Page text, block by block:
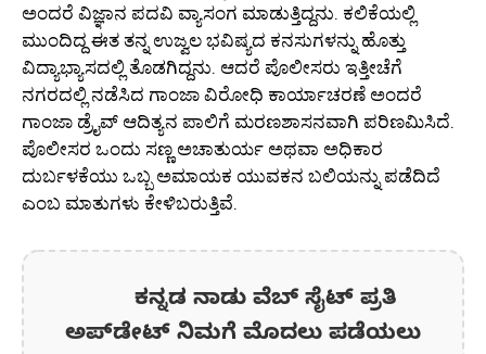
ಅಂದರೆ ವಿಜ್ಞಾನ ಪದವಿ ವ್ಯಾಸಂಗ ಮಾಡುತ್ತಿದ್ದನು. ಕಲಿಕೆಯಲ್ಲಿ
ಮುಂದಿದ್ದ ಈತ ತನ್ನ ಉಜ್ವಲ ಭವಿಷ್ಯದ ಕನಸುಗಳನ್ನು ಹೊತ್ತು
ವಿದ್ಯಾಭ್ಯಾಸದಲ್ಲಿ ತೊಡಗಿದ್ದನು. ಆದರೆ ಪೊಲೀಸರು ಇತ್ತೀಚೆಗೆ
ನಗರದಲ್ಲಿ ನಡೆಸಿದ ಗಾಂಜಾ ವಿರೋಧಿ ಕಾರ್ಯಾಚರಣೆ ಅಂದರೆ
ಗಾಂಜಾ ಡ್ರೈವ್ ಆದಿತ್ಯನ ಪಾಲಿಗೆ ಮರಣಶಾಸನವಾಗಿ ಪರಿಣಮಿಸಿದೆ.
ಪೊಲೀಸರ ಒಂದು ಸಣ್ಣ ಅಚಾತುರ್ಯ ಅಥವಾ ಅಧಿಕಾರ
ದುರ್ಬಳಕೆಯು ಒಬ್ಬ ಅಮಾಯಕ ಯುವಕನ ಬಲಿಯನ್ನು ಪಡೆದಿದೆ
ಎಂಬ ಮಾತುಗಳು ಕೇಳಿಬರುತ್ತಿವೆ.
ಕನ್ನಡ ನಾಡು ವೆಬ್ ಸೈಟ್ ಪ್ರತಿ
ಅಪ್‌ಡೇಟ್‌ ನಿಮಗೆ ಮೊದಲು ಪಡೆಯಲು